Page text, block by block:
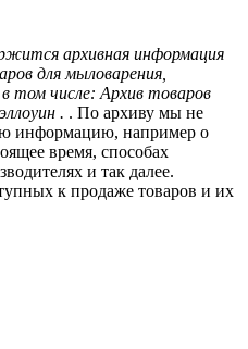
архивная информация
для мыловарения,
том числе: Архив товаров
. . По архиву мы не
информацию, например о
время, способах
и так далее.
к продаже товаров и их